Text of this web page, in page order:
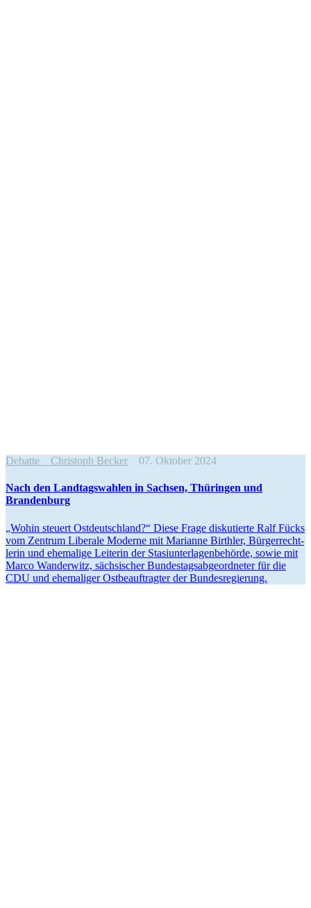
Debatte Christoph Becker 07. Oktober 2024
Nach den Landtags­wahlen in Sachsen, Thüringen und
Brandenburg
„Wohin steuert Ostdeutschland?“ Diese Frage disku­tierte Ralf Fücks
vom Zentrum Liberale Moderne mit Marianne Birthler, Bürger­recht­
lerin und ehemalige Leiterin der Stasi­un­ter­la­gen­be­hörde, sowie mit
Marco Wanderwitz, sächsi­scher Bundes­tags­ab­ge­ord­neter für die
CDU und ehema­liger Ostbe­auf­tragter der Bundesregierung.